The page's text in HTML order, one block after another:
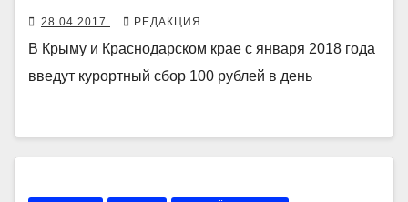
28.04.2017 РЕДАКЦИЯ
В Крыму и Краснодарском крае с января 2018 года
введут курортный сбор 100 рублей в день